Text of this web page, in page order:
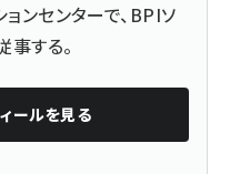
ンセンターで、BPIソ
する。
ールを見る